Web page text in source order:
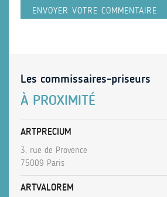
Les commissaires-priseurs
À PROXIMITÉ
ARTPRECIUM
3, rue de Provence
75009 Paris
ARTVALOREM